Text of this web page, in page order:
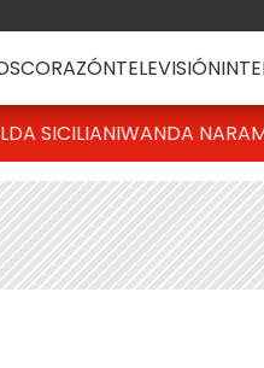
CORAZÓNTELEVISIÓN
SICILIANIWANDA NARA